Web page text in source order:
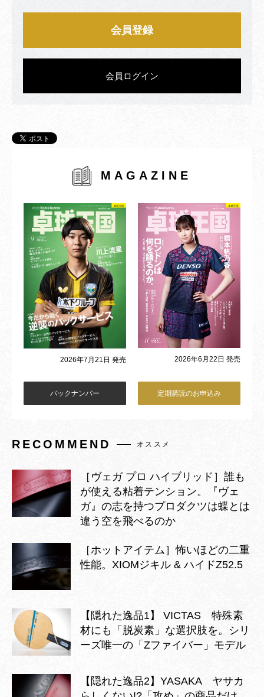
会員登録
会員ログイン
MAGAZINE
2026年7月21日 発売 2026年6月22日 発売
バックナンバー 定期購読のお申込み
RECOMMEND オススメ
［ヴェガ プロ ハイブリッド］誰も
が使える粘着テンション。『ヴェ
ガ』の志を持つプロダクツは蝶とは
違う空を飛べるのか
［ホットアイテム］怖いほどの二重
性能。XIOMジキル & ハイドZ52.5
【隠れた逸品1】 VICTAS 特殊素
材にも「脱炭素」な選択肢を。シリ
ーズ唯一の「Zファイバー」モデル
【隠れた逸品2】YASAKA ヤサカ